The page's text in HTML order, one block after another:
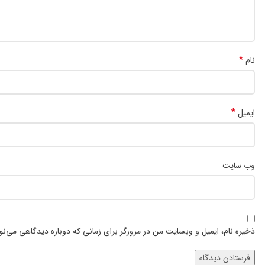
نام*
ایمیل*
وب‌ سایت
ذخیره نام، ایمیل و وبسایت من در مرورگر برای زمانی که دوباره دیدگاهی